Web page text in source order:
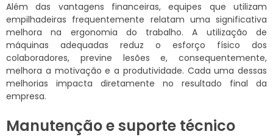
Além das vantagens financeiras, equipes que utilizam
empilhadeiras frequentemente relatam uma significativa
melhora na ergonomia do trabalho. A utilização de
máquinas adequadas reduz o esforço físico dos
colaboradores, previne lesões e, consequentemente,
melhora a motivação e a produtividade. Cada uma dessas
melhorias impacta diretamente no resultado final da
empresa.
Manutenção e suporte técnico